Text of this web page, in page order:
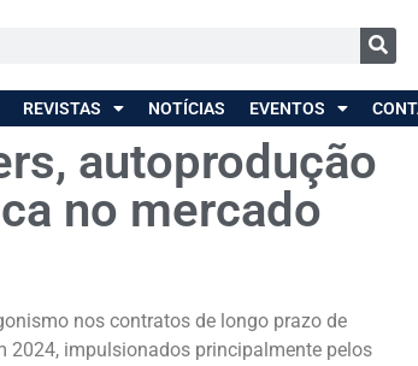
REVISTAS NOTÍCIAS EVENTOS
autoprodução
no mercado
nos contratos de longo prazo de
2024, impulsionados principalmente pelos